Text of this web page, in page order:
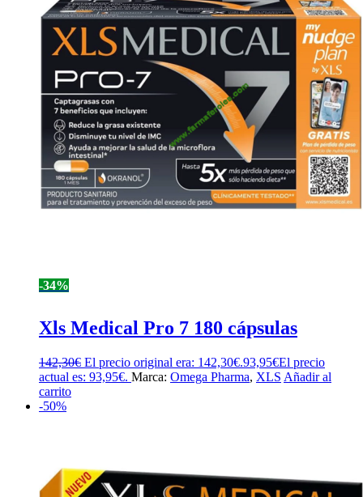
-34%
Xls Medical Pro 7 180 cápsulas
142,30€ El precio original era: 142,30€.93,95€El precio
actual es: 93,95€. Marca: Omega Pharma, XLS Añadir al
carrito
-50%